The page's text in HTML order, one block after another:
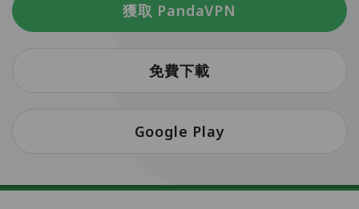
獲取 PandaVPN
免費下載
Google Play